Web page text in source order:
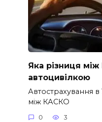
Яка різниця
автоцивілкою
Автострахування в
між КАСКО
0 3